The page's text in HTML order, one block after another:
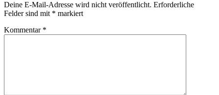
Deine E-Mail-Adresse wird nicht veröffentlicht. Erforderliche
Felder sind mit * markiert
Kommentar *